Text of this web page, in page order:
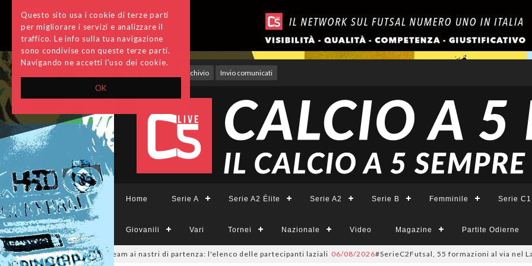
OK
Questo sito usa i cookie di terze parti
per migliorare i servizi e analizzare il
traffico. Le info sulla tua navigazione
sono condivise con queste terze parti.
Navigando ne accetti l'uso dei cookie.
Archivio Invio comunicati
Home Serie A Serie A2 Élite Serie A2 Serie B Femminile Serie C1
Giovanili Vari Tornei Nazionale Video Magazine Partite Odierne
sono 14 i team ai nastri di partenza: l'elenco delle partecipanti laziali 06/08/2026#SerieC2Futsal, 55 formazioni al via nel Lazio: la